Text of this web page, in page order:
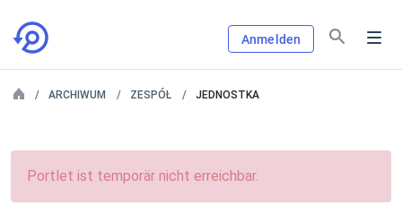
Anmelden
ARCHIWUM ZESPÓŁ JEDNOSTKA
Portlet ist temporär nicht erreichbar.